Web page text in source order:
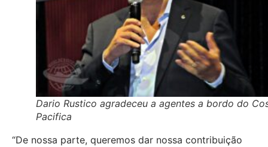
Dario Rustico agradeceu a agentes a bordo do
Pacifica
“De nossa parte, queremos dar nossa contribuição